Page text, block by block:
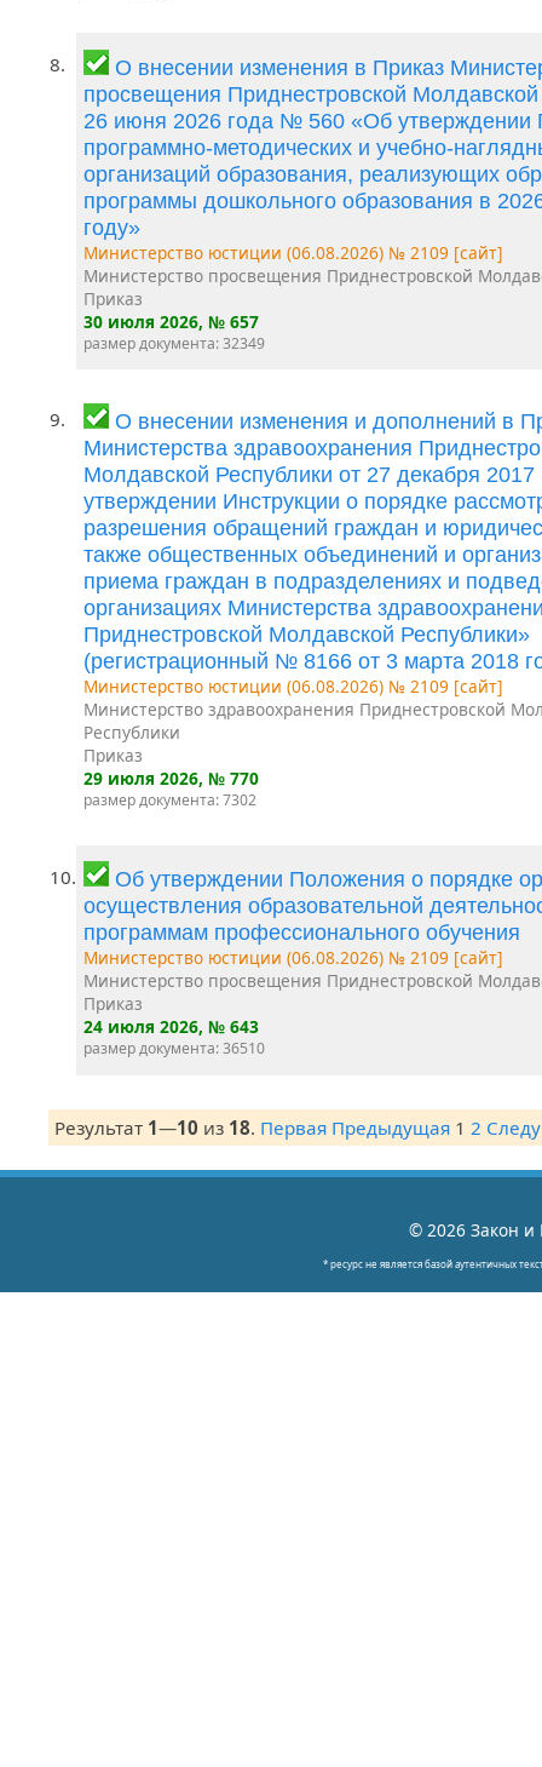
8.
О внесении изменения в Приказ
просвещения Приднестровской Молдавской
26 июня 2026 года № 560 «Об утверждении
программно-методических и учебно-
организаций образования, реализующих
программы дошкольного образования в
году»
Министерство юстиции (06.08.2026) № 2109 [сайт]
Министерство просвещения Приднестровской
Приказ
30 июля 2026, № 657
размер документа: 32349
9.
О внесении изменения и дополнений в
Министерства здравоохранения
Молдавской Республики от 27 декабря
утверждении Инструкции о порядке
разрешения обращений граждан и
также общественных объединений и
приема граждан в подразделениях и
организациях Министерства
Приднестровской Молдавской Республики»
(регистрационный № 8166 от 3 марта 2018
Министерство юстиции (06.08.2026) № 2109 [сайт]
Министерство здравоохранения Приднестровской
Республики
Приказ
29 июля 2026, № 770
размер документа: 7302
10.
Об утверждении Положения о порядке
осуществления образовательной
программам профессионального обучения
Министерство юстиции (06.08.2026) № 2109 [сайт]
Министерство просвещения Приднестровской
Приказ
24 июля 2026, № 643
размер документа: 36510
Результат 1—10 из 18. Первая Предыдущая 1 2
© 2026 Закон и
* ресурс не является базой аутентичных